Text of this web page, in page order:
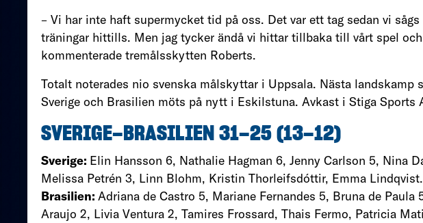
– Vi har inte haft supermycket tid på oss. Det var ett tag sedan vi
träningar hittills. Men jag tycker ändå vi hittar tillbaka till vårt spel och
kommenterade tremålsskytten Roberts.
Totalt noterades nio svenska målskyttar i Uppsala. Nästa landskamp
Sverige och Brasilien möts på nytt i Eskilstuna. Avkast i Stiga Sports
SVERIGE–BRASILIEN 31–25 (13–12)
Sverige: Elin Hansson 6, Nathalie Hagman 6, Jenny Carlson 5, Nina
Melissa Petrén 3, Linn Blohm, Kristin Thorleifsdóttir, Emma Lindqvist.
Brasilien: Adriana de Castro 5, Mariane Fernandes 5, Bruna de Paula
Araujo 2, Livia Ventura 2, Tamires Frossard, Thais Fermo, Patricia